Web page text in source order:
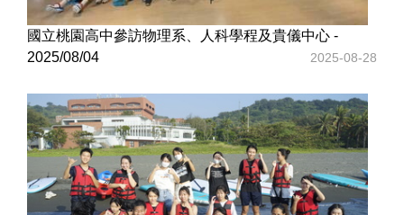
國立桃園高中參訪物理系、人科學程及貴儀中心 -
2025/08/04
2025-08-28